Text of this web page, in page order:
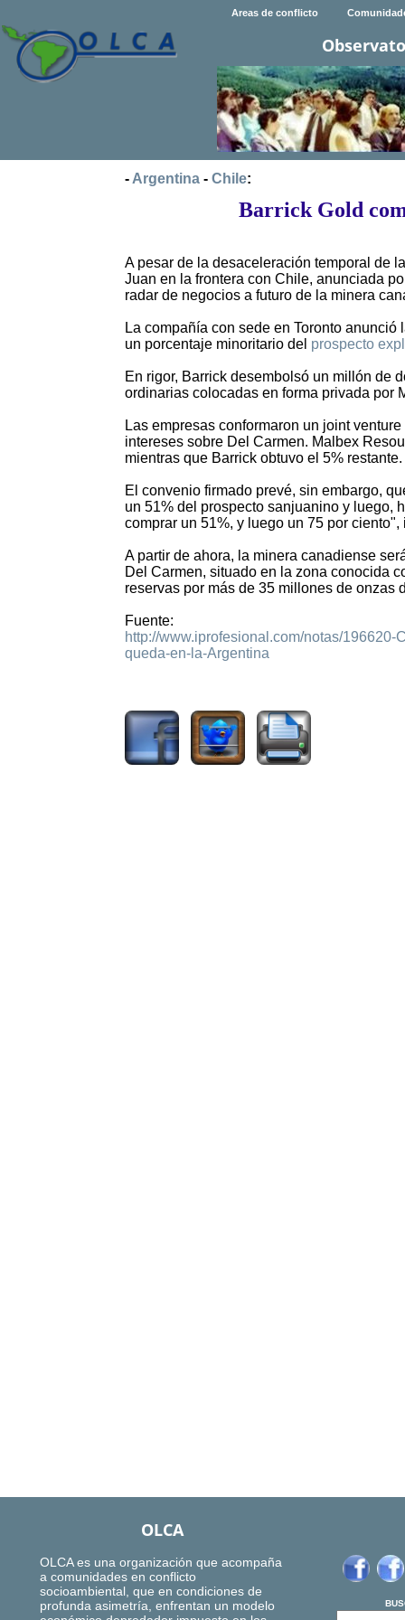
Areas de conflicto
- Argentina - Chile:
Barrick Gold
A pesar de la desaceleración temporal de
Juan en la frontera con Chile, anunciada
radar de negocios a futuro de la minera
La compañía con sede en Toronto
un porcentaje minoritario del prospecto
En rigor, Barrick desembolsó un millón de
ordinarias colocadas en forma privada por
Las empresas conformaron un joint
intereses sobre Del Carmen. Malbex
mientras que Barrick obtuvo el 5% restante.
El convenio firmado prevé, sin embargo,
un 51% del prospecto sanjuanino y luego,
comprar un 51%, y luego un 75 por
A partir de ahora, la minera canadiense
Del Carmen, situado en la zona conocida
reservas por más de 35 millones de onzas
Fuente:
http://www.iprofesional.com/notas/
queda-en-la-Argentina
OLCA
OLCA es una organización que acompaña
a comunidades en conflicto
socioambiental, que en condiciones de
profunda asimetría, enfrentan un modelo